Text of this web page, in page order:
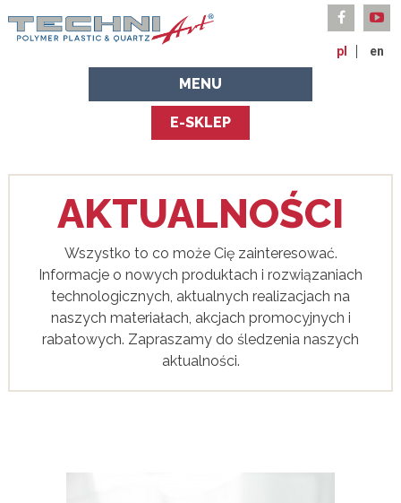
pl en
MENU
E-SKLEP
AKTUALNOŚCI
Wszystko to co może Cię zainteresować.
Informacje o nowych produktach i rozwiązaniach
technologicznych, aktualnych realizacjach na
naszych materiałach, akcjach promocyjnych i
rabatowych. Zapraszamy do śledzenia naszych
aktualności.